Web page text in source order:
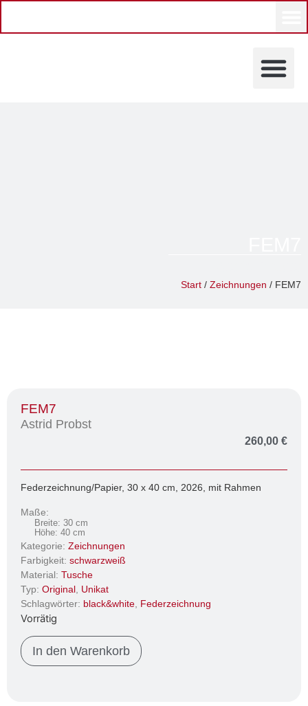
Start / Zeichnungen / FEM7
FEM7
Astrid Probst
260,00 €
Federzeichnung/Papier, 30 x 40 cm, 2026, mit Rahmen
Maße:
Breite: 30 cm
Höhe: 40 cm
Kategorie: Zeichnungen
Farbigkeit: schwarzweiß
Material: Tusche
Typ: Original Unikat
Schlagwörter: black&white Federzeichnung
Vorrätig
In den Warenkorb